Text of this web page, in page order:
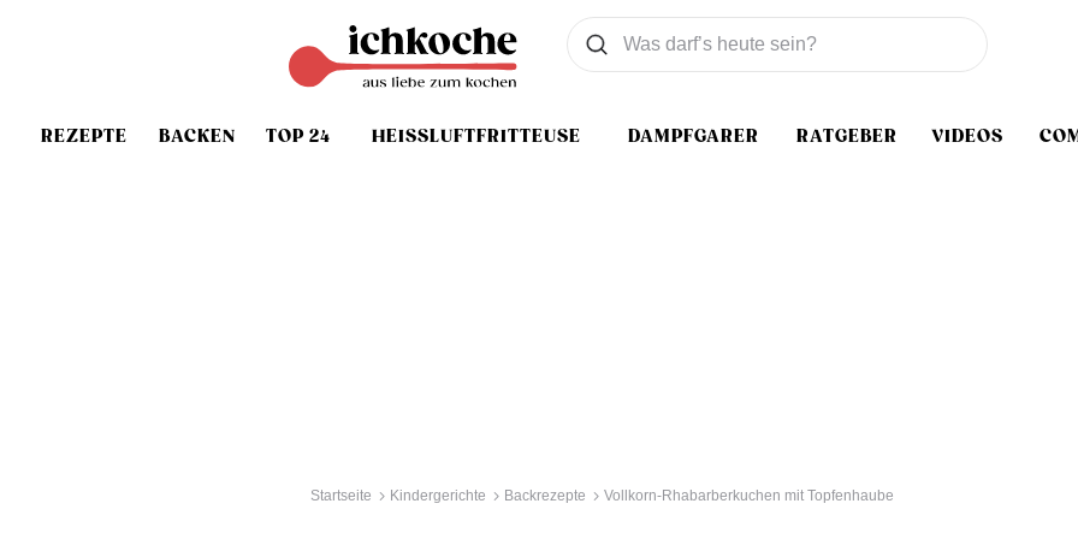
REZEPTE BACKEN TOP 24 HEISSLUFTFRITTEUSE DAMPFGARER RATGEBER VIDEOS
Was wollen Sie suchen
Suchen
Startseite Kindergerichte Backrezepte Vollkorn-Rhabarberkuchen mit Topfenhaube